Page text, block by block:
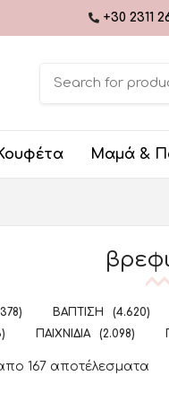
+30 2311
Μαμά &
ΒΆΠΤΙΣΗ (4.620)
ΠΑΙΧΝΊΔΙΑ (2.098)
απο 167 αποτέλεσματα